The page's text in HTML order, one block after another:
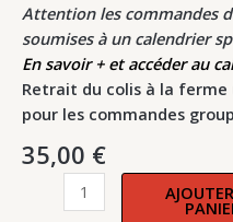
Attention les commandes
soumises à un calendrier
En savoir + et accéder au
Retrait du colis à la
pour les commandes
35,00 €